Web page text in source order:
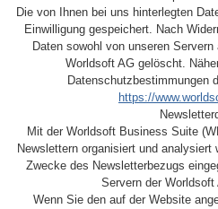
Die von Ihnen bei uns hinterlegten
Einwilligung gespeichert. Nach
Daten sowohl von unseren
Worldsoft AG gelöscht.
Datenschutzbestimmungen
https://
Mit der Worldsoft Business Suite
Newslettern organisiert und
Zwecke des Newsletterbezugs
Servern der
Wenn Sie den auf der Website